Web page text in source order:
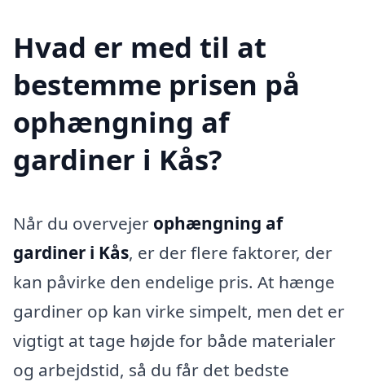
Hvad er med til at
bestemme prisen på
ophængning af
gardiner i Kås?
Når du overvejer ophængning af
gardiner i Kås, er der flere faktorer, der
kan påvirke den endelige pris. At hænge
gardiner op kan virke simpelt, men det er
vigtigt at tage højde for både materialer
og arbejdstid, så du får det bedste